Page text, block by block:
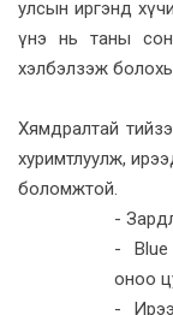
улсын иргэнд
үнэ нь таны
хэлбэлзэж
Хямдралтай
хуримтлуулж,
боломжтой.
-
- Blue
оноо
-